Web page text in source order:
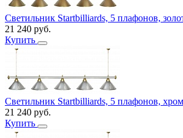
Светильник Startbilliards, 5 плафонов,
21 240 руб.
Купить
Светильник Startbilliards, 5 плафонов,
21 240 руб.
Купить